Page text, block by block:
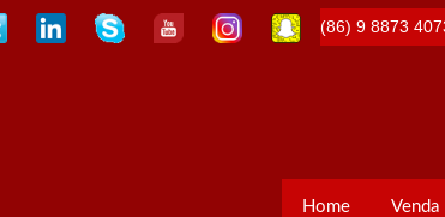
(86) 9 8873
Home Venda